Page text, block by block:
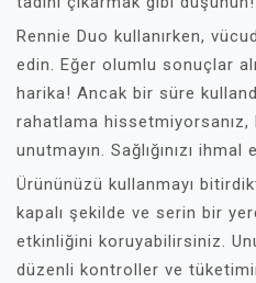
Rennie Duo kullanırken,
edin. Eğer olumlu sonuçlar
harika! Ancak bir süre
rahatlama hissetmiyorsanız,
unutmayın. Sağlığınızı
Ürününüzü kullanmayı
kapalı şekilde ve serin bir
etkinliğini koruyabilirsiniz.
düzenli kontroller ve